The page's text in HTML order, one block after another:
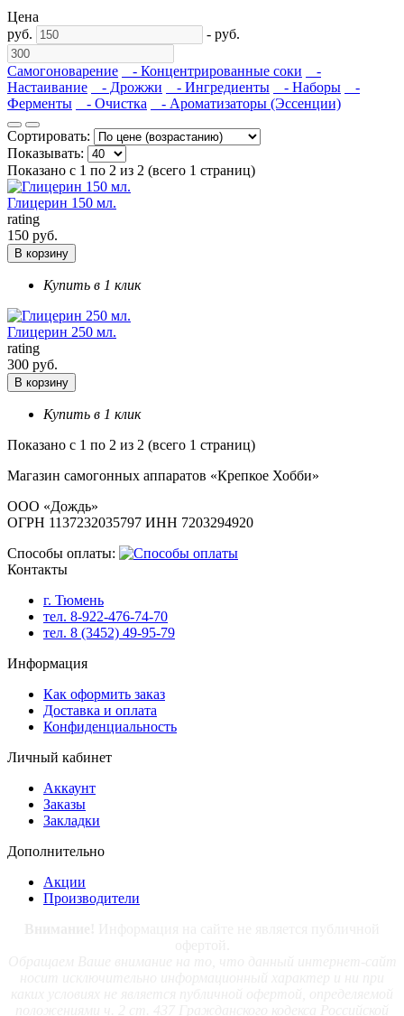
Цена
руб.
- руб.
Самогоноварение - Концентрированные соки
-
Настаивание
- Дрожжи - Ингредиенты - Наборы
-
Ферменты
- Очистка - Ароматизаторы (Эссенции)
Сортировать:
Показывать:
Показано с 1 по 2 из 2 (всего 1 страниц)
Глицерин 150 мл.
rating
150 руб.
В корзину
Купить в 1 клик
Глицерин 250 мл.
rating
300 руб.
В корзину
Купить в 1 клик
Показано с 1 по 2 из 2 (всего 1 страниц)
Магазин самогонных аппаратов «Крепкое Хобби»
ООО «Дождь»
ОГРН 1137232035797 ИНН 7203294920
Способы оплаты:
Контакты
г. Тюмень
тел. 8-922-476-74-70
тел. 8 (3452) 49-95-79
Информация
Как оформить заказ
Доставка и оплата
Конфиденциальность
Личный кабинет
Аккаунт
Заказы
Закладки
Дополнительно
Акции
Производители